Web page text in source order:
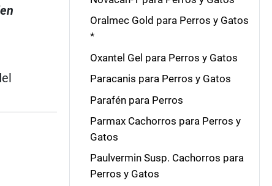
Oralmec Gold para Perros y Gatos
*
Oxantel Gel para Perros y Gatos
Paracanis para Perros y Gatos
Parafén para Perros
Parmax Cachorros para Perros y
Gatos
Paulvermin Susp. Cachorros para
Perros y Gatos